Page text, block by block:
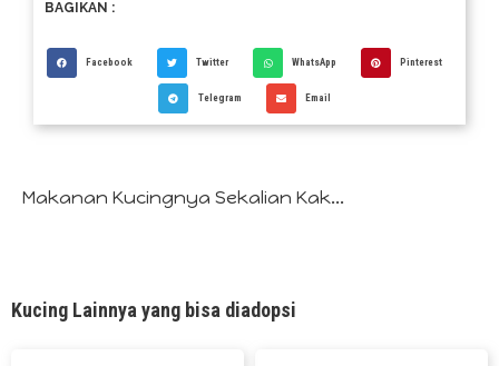
BAGIKAN :
Facebook Twitter WhatsApp Pinterest
Telegram Email
Makanan Kucingnya Sekalian Kak...
Kucing Lainnya yang bisa diadopsi